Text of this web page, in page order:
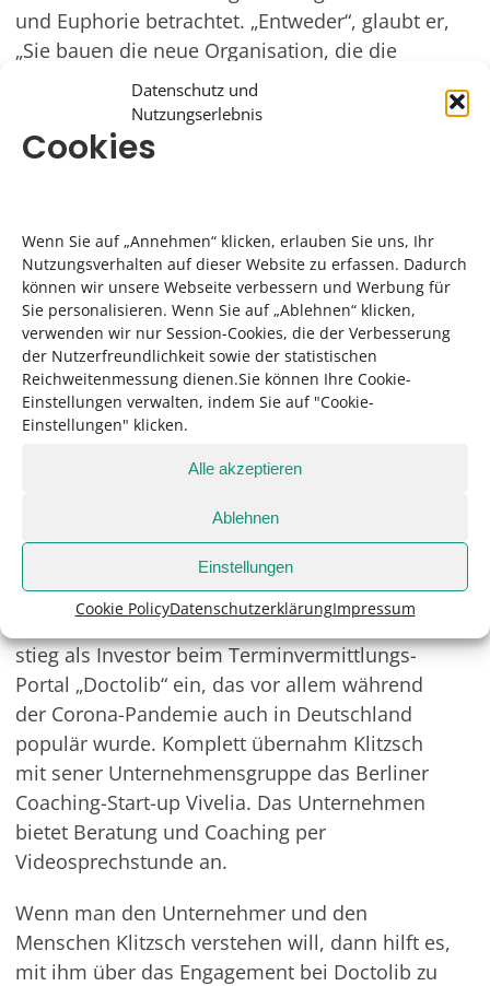
Datenschutz und
Nutzungserlebnis
Cookies
Wenn Sie auf „Annehmen“ klicken, erlauben Sie uns, Ihr
Nutzungsverhalten auf dieser Website zu erfassen. Dadurch
können wir unsere Webseite verbessern und Werbung für
Sie personalisieren. Wenn Sie auf „Ablehnen“ klicken,
verwenden wir nur Session-Cookies, die der Verbesserung
der Nutzerfreundlichkeit sowie der statistischen
Reichweitenmessung dienen.Sie können Ihre Cookie-
Einstellungen verwalten, indem Sie auf "Cookie-
Einstellungen" klicken.
Alle akzeptieren
Ablehnen
Einstellungen
Cookie PolicyDatenschutzerklärungImpressum
und Euphorie betrachtet. „Entweder“, glaubt er,
„Sie bauen die neue Organisation, die die
Digitalisierung bringt. Oder jemand anderes tut
es.“ Der Pragmatiker Klitzsch entscheidet sich
dafür, es lieber selbst zu tun. Ein bisschen
geben. Weil es mittlerweile kaum ein
Unternehmen mehr gibt, „das nicht
irgendwelche digitalen Aspekte drin hat.“
Zu den digitalen Verhinderern gehört Ludwig
Klitzsch also ziemlich sicher nicht: „Ich kann
mich bei solchen Themen sehr begeistern,
vielleicht sogar zu viel. Mein Management muss
mich dann schon mal vor teuren Fehlern
schützen.“ Da bricht dann kurz der Euphoriker
durch.
Die letzten größeren digitalen Engagements von
Klitzsch waren hingegen sicher kein Fehler. Er
stieg als Investor beim Terminvermittlungs-
Portal „Doctolib“ ein, das vor allem während
der Corona-Pandemie auch in Deutschland
populär wurde. Komplett übernahm Klitzsch
mit sener Unternehmensgruppe das Berliner
Coaching-Start-up Vivelia. Das Unternehmen
bietet Beratung und Coaching per
Videosprechstunde an.
Wenn man den Unternehmer und den
Menschen Klitzsch verstehen will, dann hilft es,
mit ihm über das Engagement bei Doctolib zu